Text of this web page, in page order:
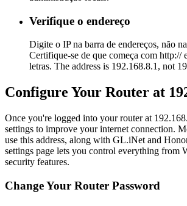
Verifique o endereço
Digite o IP na barra de endereços, não
Certifique-se de que começa com http://
letras. The address is 192.168.8.1, not
Configure Your Router at
Once you're logged into your router at
settings to improve your internet connection.
use this address, along with GL.iNet and
settings page lets you control everything from
security features.
Change Your Router Password